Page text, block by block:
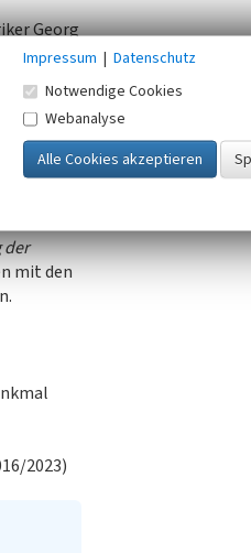
Georg
In der
damit
und
der
mit den
2023)
Impressum | Datenschutz
Notwendige Cookies
Webanalyse